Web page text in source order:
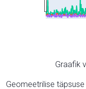
Graafik
Geomeetrilise